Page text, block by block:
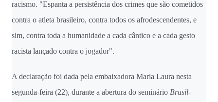
racismo. "Espanta a persistência dos crimes que são cometidos
contra o atleta brasileiro, contra todos os afrodescendentes, e
sim, contra toda a humanidade a cada cântico e a cada gesto
racista lançado contra o jogador".
A declaração foi dada pela embaixadora Maria Laura nesta
segunda-feira (22), durante a abertura do seminário Brasil-